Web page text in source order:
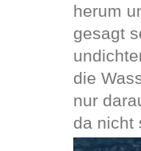
herum
gesagt
die
nur
da nicht